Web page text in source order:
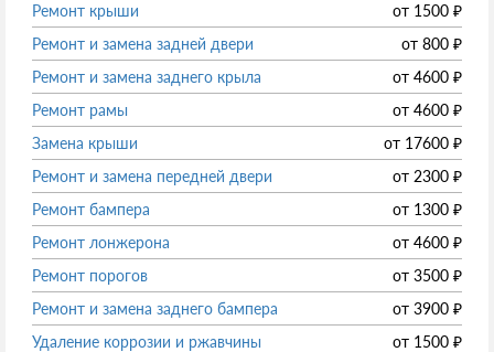
Ремонт крыши
от 1500 ₽
Ремонт и замена задней двери
от 800 ₽
Ремонт и замена заднего крыла
от 4600 ₽
Ремонт рамы
от 4600 ₽
Замена крыши
от 17600 ₽
Ремонт и замена передней двери
от 2300 ₽
Ремонт бампера
от 1300 ₽
Ремонт лонжерона
от 4600 ₽
Ремонт порогов
от 3500 ₽
Ремонт и замена заднего бампера
от 3900 ₽
Удаление коррозии и ржавчины
от 1500 ₽